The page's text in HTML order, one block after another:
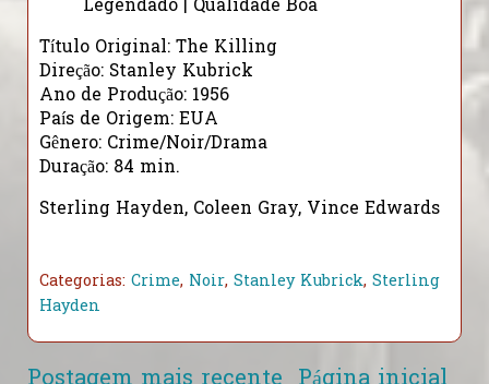
Legendado | Qualidade Boa
Título Original: The Killing
Direção: Stanley Kubrick
Ano de Produção: 1956
País de Origem: EUA
Gênero: Crime/Noir/Drama
Duração: 84 min.
Sterling Hayden, Coleen Gray, Vince Edwards
Categorias: Crime, Noir, Stanley Kubrick, Sterling
Hayden